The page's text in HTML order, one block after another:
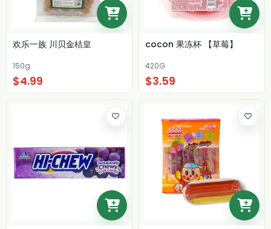
欢乐一族 川贝金桔皇
150g
$4.99
cocon 果冻杯 【草莓】
420G
$3.59